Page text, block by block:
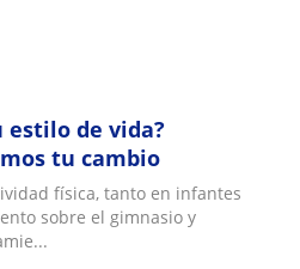
estilo de vida?
tu cambio
física, tanto en infantes
sobre el gimnasio y